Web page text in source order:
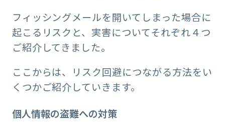
フィッシングメールを開いてしまった場合に
起こるリスクと、実害についてそれぞれ４つ
ご紹介してきました。
ここからは、リスク回避につながる方法をい
くつかご紹介していきます。
個人情報の盗難への対策